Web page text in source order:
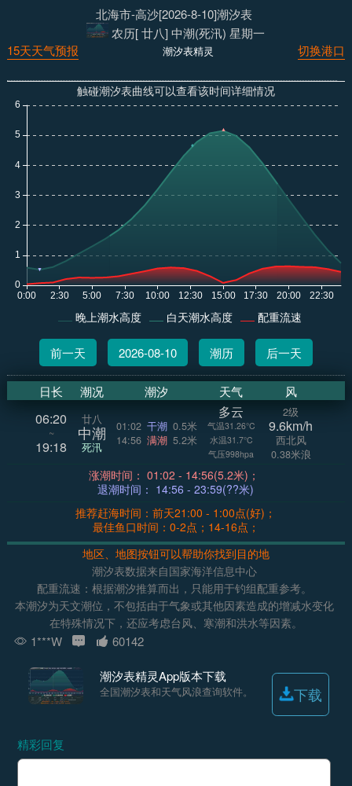
北海市-高沙[2026-8-10]潮汐表
农历[ 廿八] 中潮(死汛) 星期一
切换港口
潮汐表精灵
15天天气预报
触碰潮汐表曲线可以查看该时间详细情况
晚上潮水高度 白天潮水高度 配重流速
前一天 2026-08-10 潮历 后一天
日长 潮况 潮汐 天气 风
06:20
~
19:18
廿八
中潮
死汛
01:02 干潮 0.5米
14:56 满潮 5.2米
多云
气温31.26°C
水温31.7°C
气压998hpa
2级
9.6km/h
西北风
0.38米浪
涨潮时间： 01:02 - 14:56(5.2米)；
退潮时间： 14:56 - 23:59(??米)
推荐赶海时间：前天21:00 - 1:00点(好)；
最佳鱼口时间：0-2点；14-16点；
地区、地图按钮可以帮助你找到目的地
潮汐表数据来自国家海洋信息中心
配重流速：根据潮汐推算而出，只能用于钓组配重参考。
本潮汐为天文潮位，不包括由于气象或其他因素造成的增减水变化
在特殊情况下，还应考虑台风、寒潮和洪水等因素。
1***W 60142
潮汐表精灵App版本下载
全国潮汐表和天气风浪查询软件。 下载
精彩回复